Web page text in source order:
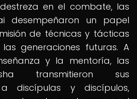
en el combate, las
desempeñaron un papel
de técnicas y tácticas
generaciones futuras. A
y la mentoría, las
transmitieron sus
a discípulas y discípulos,